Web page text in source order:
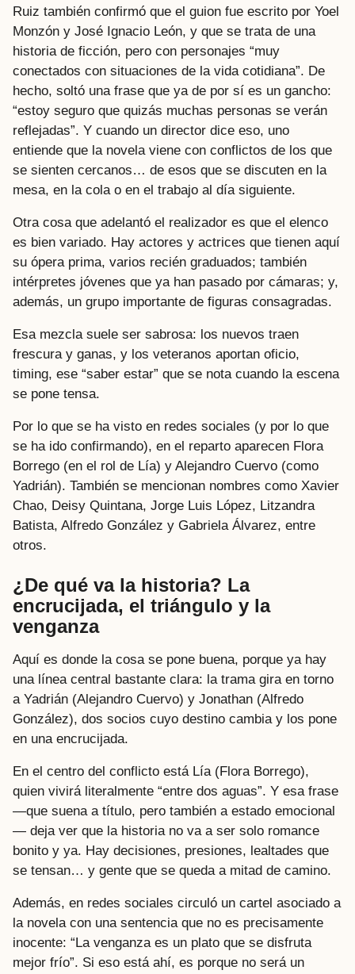
Ruiz también confirmó que el guion fue escrito por Yoel
Monzón y José Ignacio León, y que se trata de una
historia de ficción, pero con personajes “muy
conectados con situaciones de la vida cotidiana”. De
hecho, soltó una frase que ya de por sí es un gancho:
“estoy seguro que quizás muchas personas se verán
reflejadas”. Y cuando un director dice eso, uno
entiende que la novela viene con conflictos de los que
se sienten cercanos… de esos que se discuten en la
mesa, en la cola o en el trabajo al día siguiente.
Otra cosa que adelantó el realizador es que el elenco
es bien variado. Hay actores y actrices que tienen aquí
su ópera prima, varios recién graduados; también
intérpretes jóvenes que ya han pasado por cámaras; y,
además, un grupo importante de figuras consagradas.
Esa mezcla suele ser sabrosa: los nuevos traen
frescura y ganas, y los veteranos aportan oficio,
timing, ese “saber estar” que se nota cuando la escena
se pone tensa.
Por lo que se ha visto en redes sociales (y por lo que
se ha ido confirmando), en el reparto aparecen Flora
Borrego (en el rol de Lía) y Alejandro Cuervo (como
Yadrián). También se mencionan nombres como Xavier
Chao, Deisy Quintana, Jorge Luis López, Litzandra
Batista, Alfredo González y Gabriela Álvarez, entre
otros.
¿De qué va la historia? La
encrucijada, el triángulo y la
venganza
Aquí es donde la cosa se pone buena, porque ya hay
una línea central bastante clara: la trama gira en torno
a Yadrián (Alejandro Cuervo) y Jonathan (Alfredo
González), dos socios cuyo destino cambia y los pone
en una encrucijada.
En el centro del conflicto está Lía (Flora Borrego),
quien vivirá literalmente “entre dos aguas”. Y esa frase
—que suena a título, pero también a estado emocional
— deja ver que la historia no va a ser solo romance
bonito y ya. Hay decisiones, presiones, lealtades que
se tensan… y gente que se queda a mitad de camino.
Además, en redes sociales circuló un cartel asociado a
la novela con una sentencia que no es precisamente
inocente: “La venganza es un plato que se disfruta
mejor frío”. Si eso está ahí, es porque no será un